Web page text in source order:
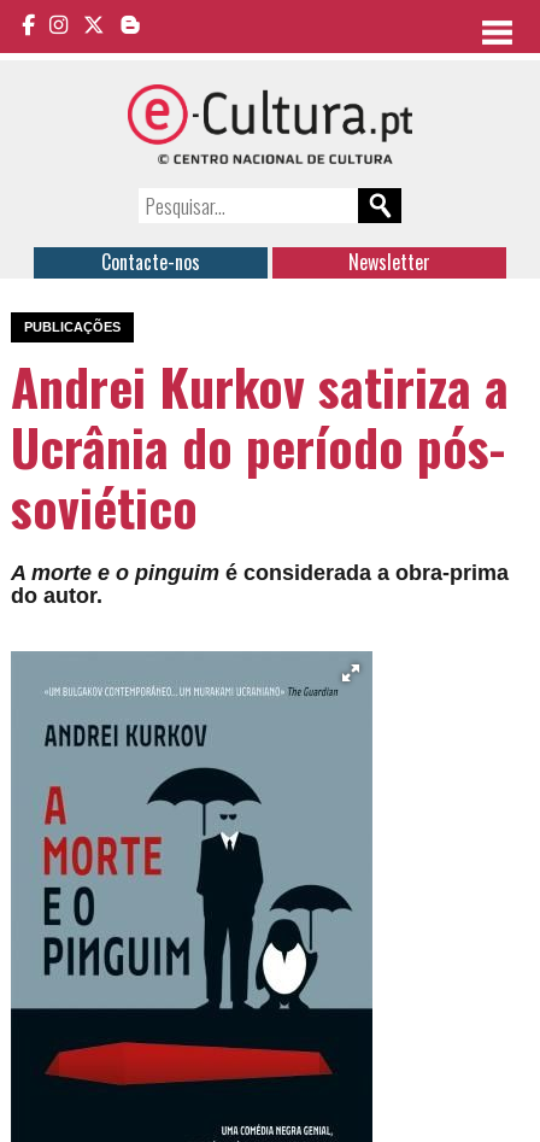
Contacte-nos Newsletter
PUBLICAÇÕES
Andrei Kurkov satiriza a
Ucrânia do período pós-
soviético
A morte e o pinguimé considerada a obra-prima
do autor.